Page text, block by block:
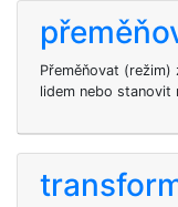
Přeměňovat
lidem nebo stanovit